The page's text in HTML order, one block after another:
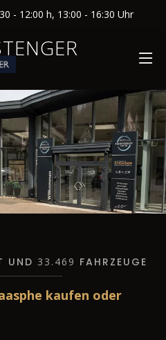
- 12:00 h, 13:00 - 16:30 Uhr
UND 33.469 FAHRZEUGE
kaufen oder